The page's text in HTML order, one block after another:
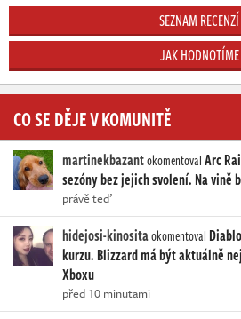
SEZNAM RECENZÍ
JAK HODNOTÍME
CO SE DĚJE V KOMUNITĚ
martinekbazantokomentovalArc
sezóny bez jejich svolení. Na vině
právě teď
hidejosi-kinositaokomentoval
kurzu. Blizzard má být aktuálně
Xboxu
před 10 minutami